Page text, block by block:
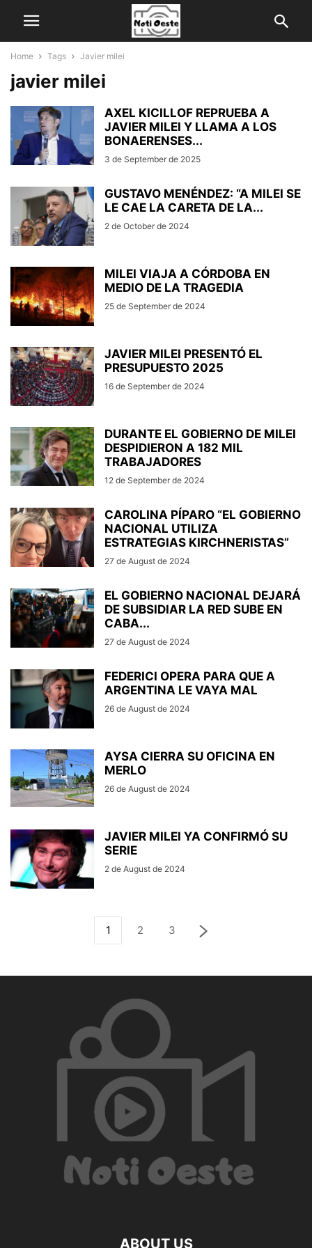
Home Tags Javier milei
javier milei
AXEL KICILLOF REPRUEBA A
JAVIER MILEI Y LLAMA A LOS
BONAERENSES...
3 de September de 2025
GUSTAVO MENÉNDEZ: “A MILEI SE
LE CAE LA CARETA DE LA...
2 de October de 2024
MILEI VIAJA A CÓRDOBA EN
MEDIO DE LA TRAGEDIA
25 de September de 2024
JAVIER MILEI PRESENTÓ EL
PRESUPUESTO 2025
16 de September de 2024
DURANTE EL GOBIERNO DE MILEI
DESPIDIERON A 182 MIL
TRABAJADORES
12 de September de 2024
CAROLINA PÍPARO “EL GOBIERNO
NACIONAL UTILIZA
ESTRATEGIAS KIRCHNERISTAS”
27 de August de 2024
EL GOBIERNO NACIONAL DEJARÁ
DE SUBSIDIAR LA RED SUBE EN
CABA...
27 de August de 2024
FEDERICI OPERA PARA QUE A
ARGENTINA LE VAYA MAL
26 de August de 2024
AYSA CIERRA SU OFICINA EN
MERLO
26 de August de 2024
JAVIER MILEI YA CONFIRMÓ SU
SERIE
2 de August de 2024
1 2 3
ABOUT US